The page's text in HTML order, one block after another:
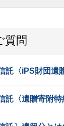
質問
託〈iPS財団
託〈遺贈寄附